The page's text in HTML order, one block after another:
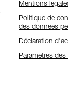
Mentions
Politique de
des données
Déclaration
Paramètres